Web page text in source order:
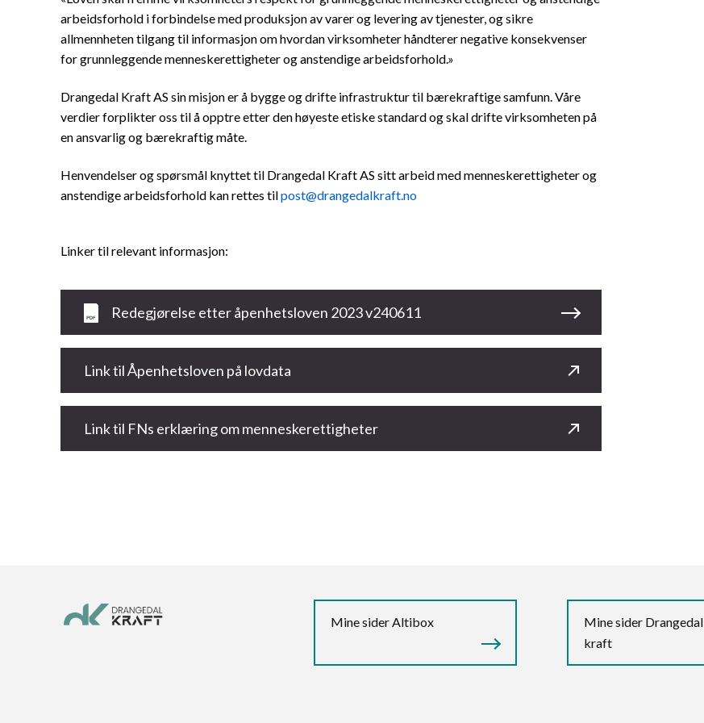
arbeidsforhold i forbindelse med produksjon av varer og levering av tjenester, og sikre
allmennheten tilgang til informasjon om hvordan virksomheter håndterer negative konsekvenser
for grunnleggende menneskerettigheter og anstendige arbeidsforhold.»
Drangedal Kraft AS sin misjon er å bygge og drifte infrastruktur til bærekraftige samfunn. Våre
verdier forplikter oss til å opptre etter den høyeste etiske standard og skal drifte virksomheten på
en ansvarlig og bærekraftig måte.
Henvendelser og spørsmål knyttet til Drangedal Kraft AS sitt arbeid med menneskerettigheter og
anstendige arbeidsforhold kan rettes tilpost@drangedalkraft.no
Linker til relevant informasjon:
Redegjørelse etter åpenhetsloven 2023 v240611
Link til Åpenhetsloven på lovdata
Link til FNs erklæring om menneskerettigheter
Mine sider Altibox
Mine sider Drangedal
kraft